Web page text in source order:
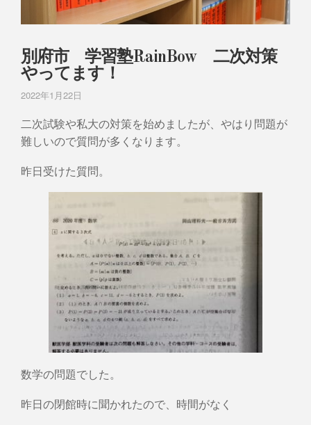
別府市 学習塾RainBow 二次対策
やってます！
2022年1月22日
二次試験や私大の対策を始めましたが、やはり問題が
難しいので質問が多くなります。
昨日受けた質問。
数学の問題でした。
昨日の閉館時に聞かれたので、時間がなく